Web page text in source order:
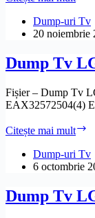
Dump-uri Tv
20 noiembrie
Dump Tv
Fișier – Dump Tv
EAX32572504(4)
Citește mai mult
Dump-uri Tv
6 octombrie
Dump Tv